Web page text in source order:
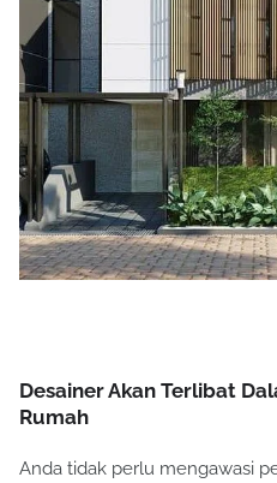
Desainer Akan Terlibat
Rumah
Anda tidak perlu mengawasi